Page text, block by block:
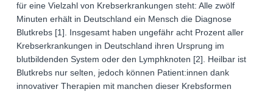
für eine Vielzahl von Krebserkrankungen steht: Alle zwölf
Minuten erhält in Deutschland ein Mensch die Diagnose
Blutkrebs [1]. Insgesamt haben ungefähr acht Prozent aller
Krebserkrankungen in Deutschland ihren Ursprung im
blutbildenden System oder den Lymphknoten [2]. Heilbar ist
Blutkrebs nur selten, jedoch können Patient:innen dank
innovativer Therapien mit manchen dieser Krebsformen